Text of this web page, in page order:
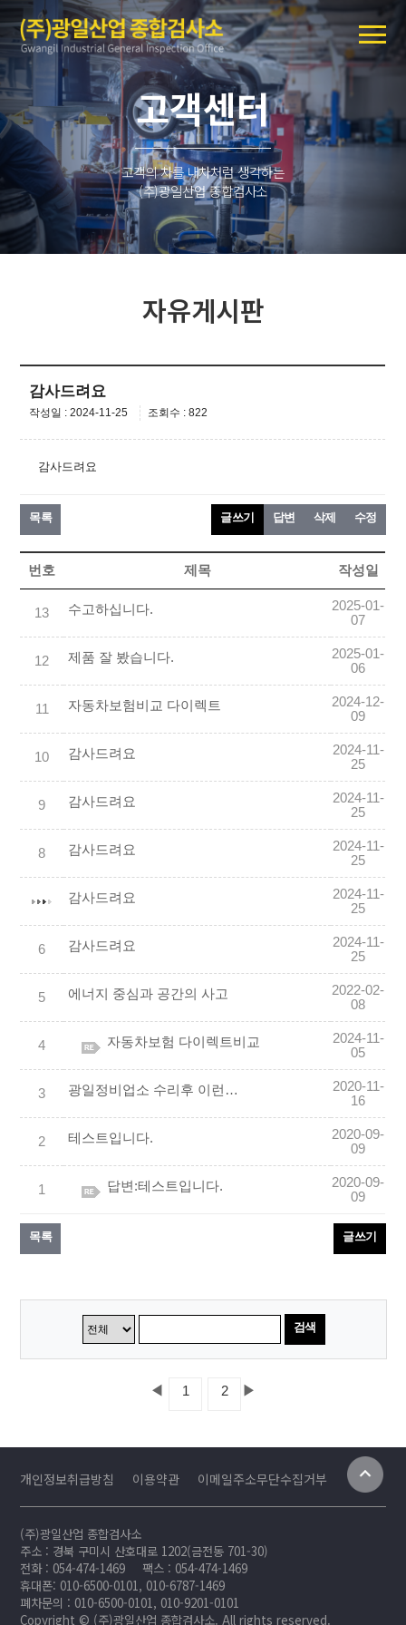
고객센터
고객의 차를 내차처럼 생각하는
(주)광일산업 종합검사소
자유게시판
감사드려요
작성일 : 2024-11-25 조회수 : 822
감사드려요
목록 수정
삭제
답변
글쓰기
번호 제목 작성일
13 수고하십니다.
2025-01-
07
12 제품 잘 봤습니다.
2025-01-
06
11 자동차보험비교 다이렉트
2024-12-
09
10 감사드려요
2024-11-
25
9 감사드려요
2024-11-
25
8 감사드려요
2024-11-
25
감사드려요
2024-11-
25
6 감사드려요
2024-11-
25
5 에너지 중심과 공간의 사고
2022-02-
08
4 자동차보험 다이렉트비교
2024-11-
05
3 광일정비업소 수리후 이런일이 발생
2020-11-
16
2 테스트입니다.
2020-09-
09
1 답변:테스트입니다.
2020-09-
09
목록 글쓰기
검색
◀ 1 2 ▶
개인정보취급방침 이용약관 이메일주소무단수집거부
(주)광일산업 종합검사소
주소 : 경북 구미시 산호대로 1202(금전동 701-30)
전화 : 054-474-1469
팩스 : 054-474-1469
휴대폰: 010-6500-0101, 010-6787-1469
폐차문의 : 010-6500-0101, 010-9201-0101
Copyright © (주)광일산업 종합검사소. All rights reserved.